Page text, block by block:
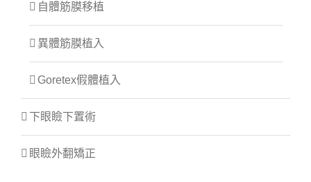
自體筋膜移植
異體筋膜植入
Goretex假體植入
下眼瞼下置術
眼瞼外翻矯正